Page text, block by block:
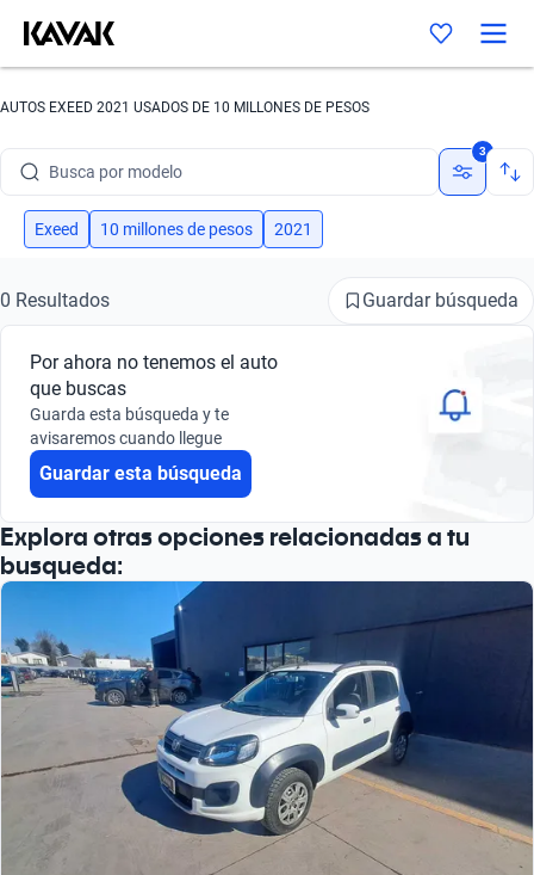
AUTOS EXEED 2021 USADOS DE 10 MILLONES DE PESOS
Busca por modelo
Busca por versión
Busca por marca
Busca por modelo
Busca por versión
3
Exeed 10 millones de pesos 2021
0 Resultados Guardar búsqueda
Por ahora no tenemos el auto
que buscas
Guarda esta búsqueda y te
avisaremos cuando llegue
Guardar esta búsqueda
Explora otras opciones relacionadas a tu
busqueda: